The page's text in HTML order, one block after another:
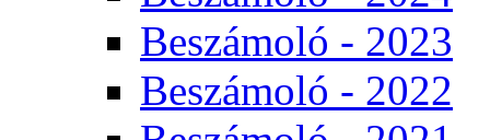
Beszámoló - 2023
Beszámoló - 2022